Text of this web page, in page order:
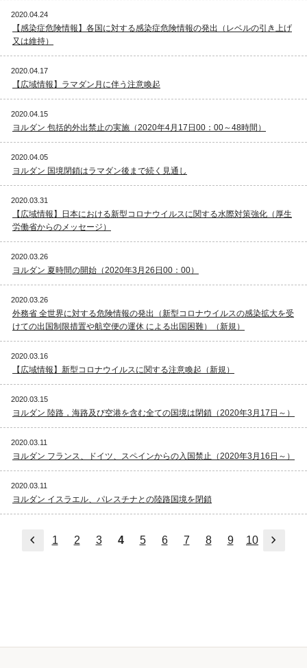
2020.04.24
【感染症危険情報】各国に対する感染症危険情報の発出（レベルの引き上げ
又は維持）
2020.04.17
【広域情報】ラマダン月に伴う注意喚起
2020.04.15
ヨルダン 包括的外出禁止の実施（2020年4月17日00：00～48時間）
2020.04.05
ヨルダン 国境閉鎖はラマダン後まで続く見通し
2020.03.31
【広域情報】日本における新型コロナウイルスに関する水際対策強化（厚生
労働省からのメッセージ）
2020.03.26
ヨルダン 夏時間の開始（2020年3月26日00：00）
2020.03.26
外務省 全世界に対する危険情報の発出（新型コロナウイルスの感染拡大を受
けての出国制限措置や航空便の運休 による出国困難）（新規）
2020.03.16
【広域情報】新型コロナウイルスに関する注意喚起（新規）
2020.03.15
ヨルダン 陸路，海路及び空港を含む全ての国境は閉鎖（2020年3月17日～）
2020.03.11
ヨルダン フランス、ドイツ、スペインからの入国禁止（2020年3月16日～）
2020.03.11
ヨルダン イスラエル、パレスチナとの陸路国境を閉鎖
前へ
1 2 3 4 5 6 7 8 9 10